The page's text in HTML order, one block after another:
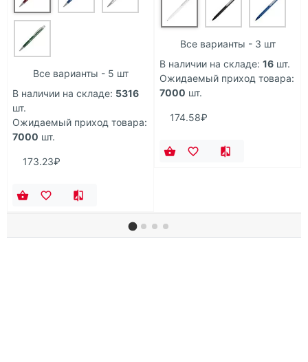
Все варианты - 5 шт
В наличии на складе: 5316
шт.
Ожидаемый приход товара:
7000 шт.
173.23₽
Все варианты - 3 шт
В наличии на складе: 16 шт.
Ожидаемый приход товара:
7000 шт.
174.58₽